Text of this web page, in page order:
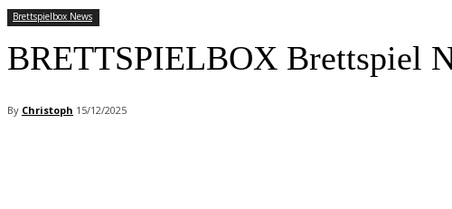
Brettspielbox News
BRETTSPIELBOX Brettspiel
By Christoph 15/12/2025